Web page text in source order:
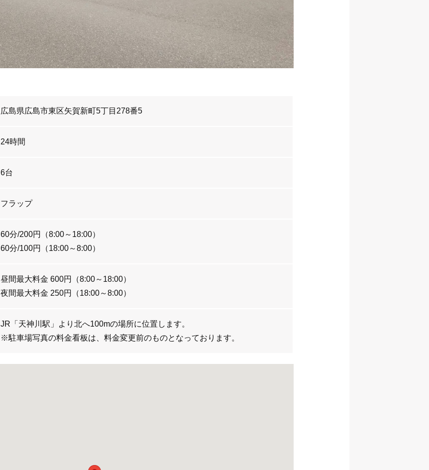
広島県広島市東区矢賀新町5丁目278番5
24時間
6台
フラップ
60分/200円（8:00～18:00）
60分/100円（18:00～8:00）
昼間最大料金 600円（8:00～18:00）
夜間最大料金 250円（18:00～8:00）
JR「天神川駅」より北へ100mの場所に位置します。
※駐車場写真の料金看板は、料金変更前のものとなっております。